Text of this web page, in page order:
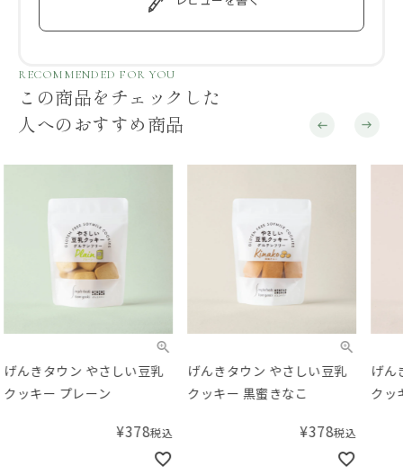
RECOMMENDED FOR YOU
この商品をチェックした
人へのおすすめ商品
げんきタウン やさしい豆乳
クッキー 黒蜜きなこ
¥378税込
げんきタウン やさしい豆乳
クッキー チョコ
¥399税込
極